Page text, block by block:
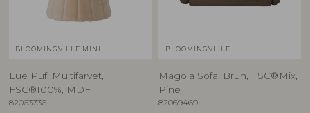
BLOOMINGVILLE MINI
Lue Puf, Multifarvet,
FSC®100%, MDF
82063736
BLOOMINGVILLE
Magola Sofa, Brun, FSC®Mix,
Pine
82069469